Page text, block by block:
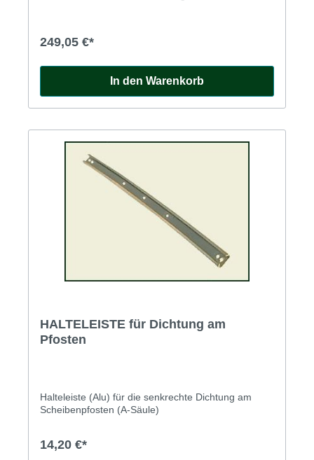
249,05 €*
In den Warenkorb
HALTELEISTE für Dichtung am
Pfosten
Halteleiste (Alu) für die senkrechte Dichtung am
Scheibenpfosten (A-Säule)
14,20 €*